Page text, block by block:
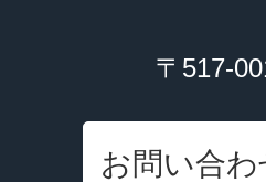
〒517-
お問い合わ